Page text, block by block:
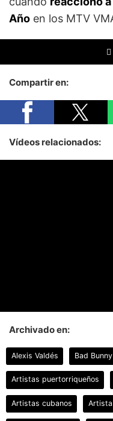
Año en los MTV
Compartir en:
Vídeos relacionados:
Archivado en:
Alexis Valdés Bad Bunny
Artistas puertorriqueños
Artistas cubanos